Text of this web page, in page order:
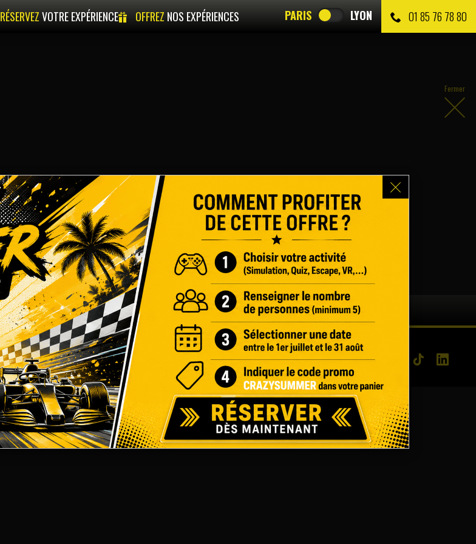
RÉSERVEZVOTRE EXPÉRIENCE OFFREZ NOS EXPÉRIENCES PARIS LYON 01 85 76 78 80
Fermer
GÉRER LES COOKIES